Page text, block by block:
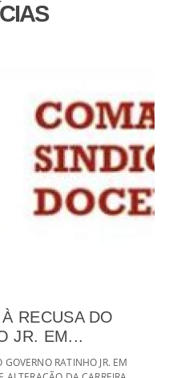
RECUSA DO
JR. EM...
RATINHO JR. EM